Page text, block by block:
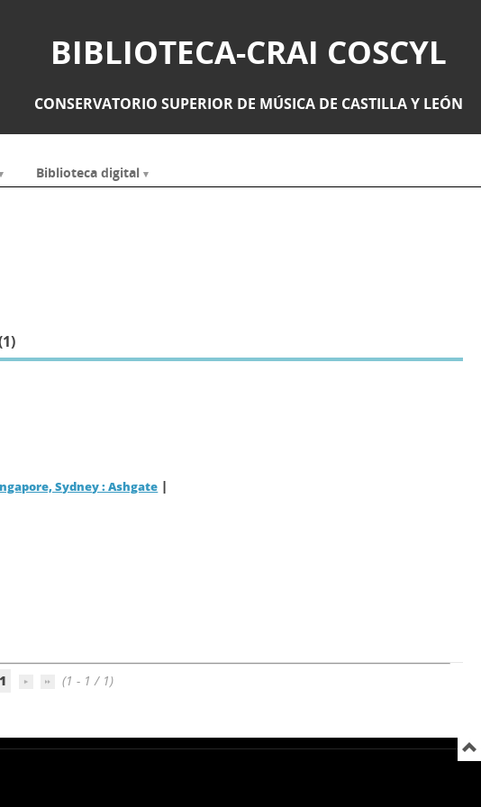
BIBLIOTECA-CRAI COSCYL
CONSERVATORIO SUPERIOR DE MÚSICA DE CASTILLA Y LEÓN
Biblioteca digital
1)
Sydney : Ashgate |
1 (1 - 1 / 1)